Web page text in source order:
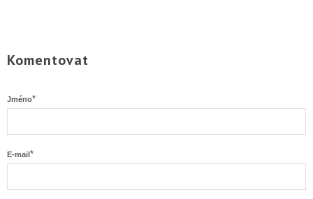
Komentovat
Jméno*
E-mail*